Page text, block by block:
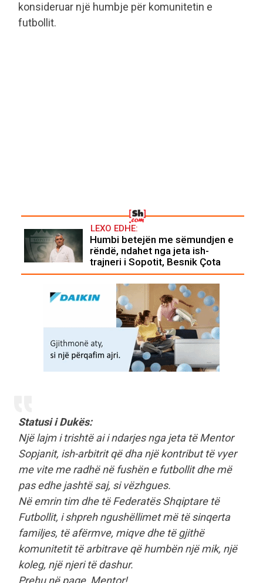
konsideruar një humbje për komunitetin e
futbollit.
LEXO EDHE:
Humbi betejën me sëmundjen e
rëndë, ndahet nga jeta ish-
trajneri i Sopotit, Besnik Çota
Statusi i Dukës:
Një lajm i trishtë ai i ndarjes nga jeta të Mentor
Sopjanit, ish-arbitrit që dha një kontribut të vyer
me vite me radhë në fushën e futbollit dhe më
pas edhe jashtë saj, si vëzhgues.
Në emrin tim dhe të Federatës Shqiptare të
Futbollit, i shpreh ngushëllimet më të sinqerta
familjes, të afërmve, miqve dhe të gjithë
komunitetit të arbitrave që humbën një mik, një
koleg, një njeri të dashur.